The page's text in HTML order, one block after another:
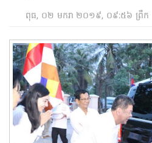
ពុធ, ០២ មករា ២០១៩, ០៩:៥៦ ព្រឹក